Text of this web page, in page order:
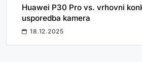
Huawei P30 Pro vs. vrhovni
usporedba kamera
18.12.2025